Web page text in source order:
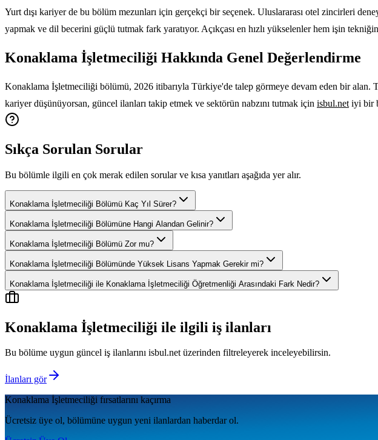
Yurt dışı kariyer de bu bölüm mezunları için gerçekçi bir seçenek. Uluslararası otel zincirleri
yapmak ve dil becerini güçlü tutmak fark yaratıyor. Açıkçası en hızlı yükselenler hem işin
Konaklama İşletmeciliği Hakkında Genel Değerlendirme
Konaklama İşletmeciliği bölümü, 2026 itibarıyla Türkiye'de talep görmeye devam eden bir alan.
kariyer düşünüyorsan, güncel ilanları takip etmek ve sektörün nabzını tutmak için isbul.net iyi bir
Sıkça Sorulan Sorular
Bu bölümle ilgili en çok merak edilen sorular ve kısa yanıtları aşağıda yer alır.
Konaklama İşletmeciliği Bölümü Kaç Yıl Sürer?
Konaklama İşletmeciliği Bölümüne Hangi Alandan Gelinir?
Konaklama İşletmeciliği Bölümü Zor mu?
Konaklama İşletmeciliği Bölümünde Yüksek Lisans Yapmak Gerekir mi?
Konaklama İşletmeciliği ile Konaklama İşletmeciliği Öğretmenliği Arasındaki Fark Nedir?
Konaklama İşletmeciliği ile ilgili iş ilanları
Bu bölüme uygun güncel iş ilanlarını isbul.net üzerinden filtreleyerek inceleyebilirsin.
İlanları gör
Konaklama İşletmeciliği fırsatlarını kaçırma
Ücretsiz üye ol, bölümüne uygun yeni ilanlardan haberdar ol.